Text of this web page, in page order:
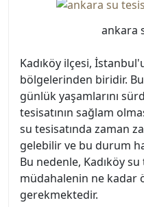
ankara
Kadıköy ilçesi,
bölgelerinden biridir.
günlük yaşamlarını
tesisatının sağlam
su tesisatında zaman
gelebilir ve bu durum
Bu nedenle, Kadıköy su
müdahalenin ne kadar
gerekmektedir.